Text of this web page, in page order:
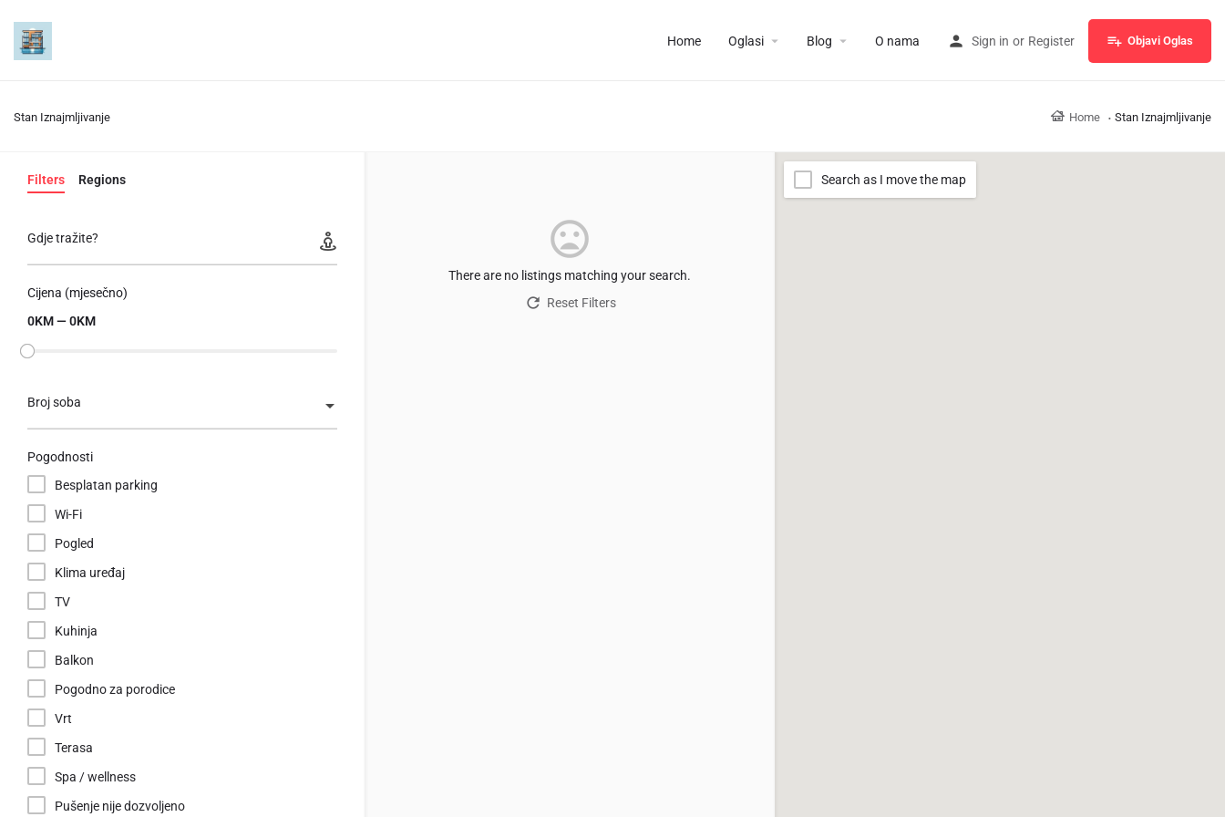
Home Oglasi Blog O nama Sign in or Register Objavi Oglas
Stan Iznajmljivanje Home Stan Iznajmljivanje
Filters Regions
Gdje tražite?
Cijena (mjesečno)
0KM — 0KM
Broj soba
Pogodnosti
Besplatan parking
Wi-Fi
Pogled
Klima uređaj
TV
Kuhinja
Balkon
Pogodno za porodice
Vrt
Terasa
Spa / wellness
Pušenje nije dozvoljeno
There are no listings matching your search.
Reset Filters
Search as I move the map